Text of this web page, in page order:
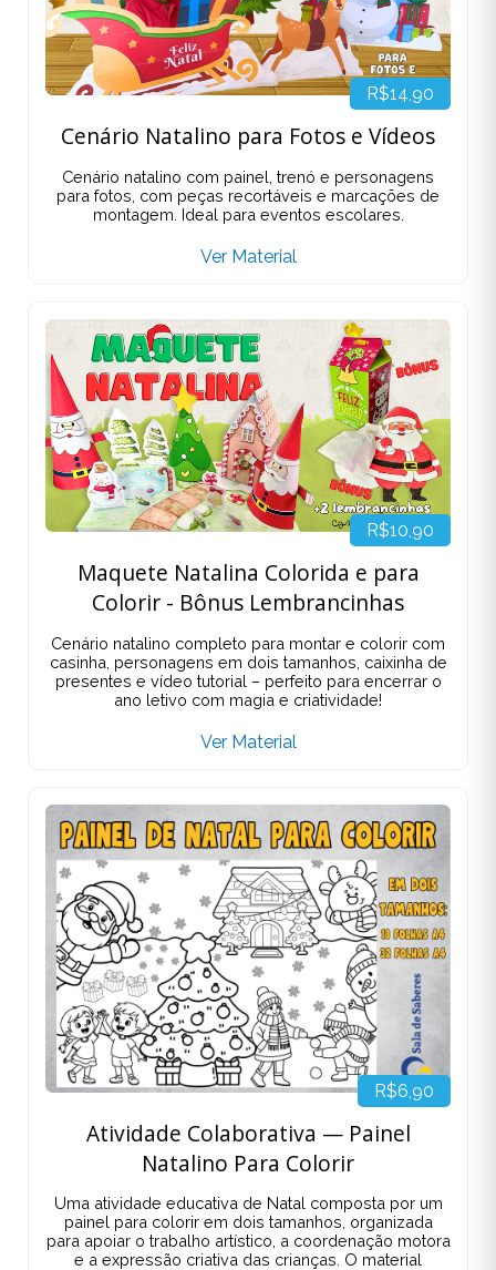
R$14,90
Cenário Natalino para Fotos e Vídeos
Cenário natalino com painel, trenó e personagens
para fotos, com peças recortáveis e marcações de
montagem. Ideal para eventos escolares.
Ver Material
R$10,90
Maquete Natalina Colorida e para
Colorir - Bônus Lembrancinhas
Cenário natalino completo para montar e colorir com
casinha, personagens em dois tamanhos, caixinha de
presentes e vídeo tutorial – perfeito para encerrar o
ano letivo com magia e criatividade!
Ver Material
R$6,90
Atividade Colaborativa — Painel
Natalino Para Colorir
Uma atividade educativa de Natal composta por um
painel para colorir em dois tamanhos, organizada
para apoiar o trabalho artístico, a coordenação motora
e a expressão criativa das crianças. O material